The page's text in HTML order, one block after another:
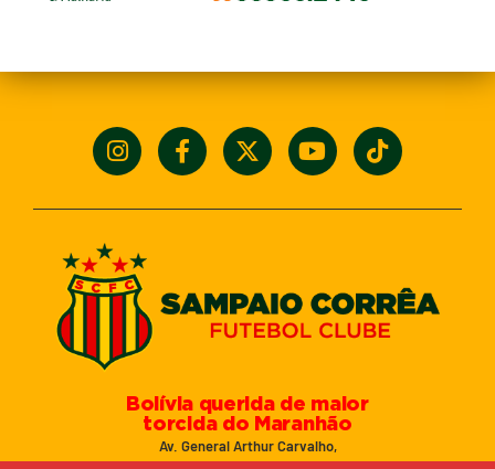
Bolívia querida de maior
torcida do Maranhão
Av. General Arthur Carvalho,